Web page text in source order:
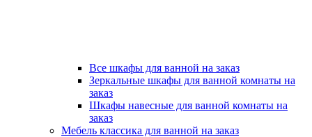
Все шкафы для ванной на заказ
Зеркальные шкафы для ванной комнаты на
заказ
Шкафы навесные для ванной комнаты на
заказ
Мебель классика для ванной на заказ